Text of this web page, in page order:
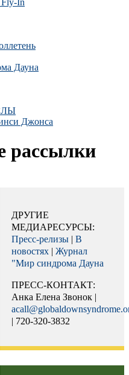
In
Дауна
Джонса
рассылки
ДРУГИЕ
МЕДИАРЕСУРСЫ:
Пресс-релизы| В
новостях| Журнал
"Мир синдрома Дауна
ПРЕСС-КОНТАКТ:
Анка Елена Звонок |
| 720-320-3832